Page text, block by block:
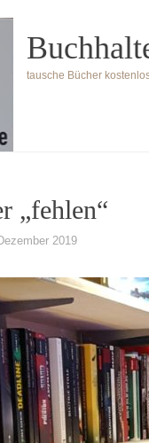
tausche Bücher
„fehlen“
2019